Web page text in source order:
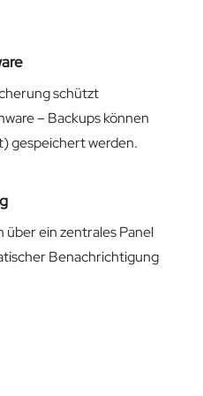
schützt
– Backups können
gespeichert werden.
ein zentrales Panel
Benachrichtigung